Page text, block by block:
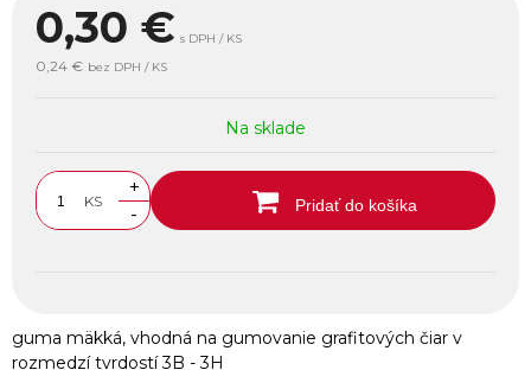
0,30 € s DPH / KS
0,24 € bez DPH / KS
Na sklade
KS
+
-
Pridať do košíka
guma mäkká, vhodná na gumovanie grafitových čiar v
rozmedzí tvrdostí 3B - 3H